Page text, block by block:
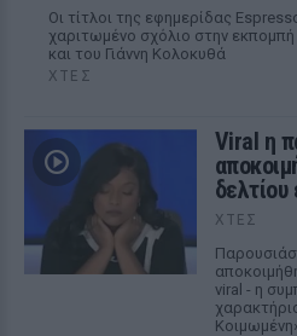
Οι τίτλοι της εφημερίδας
χαριτωμένο σχόλιο στην
και του Γιάννη Κολοκυθά
ΧΤΕΣ
Viral η
ΧΤΕΣ
viral - η